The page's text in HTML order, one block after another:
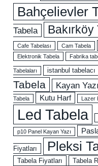
Bahçelievler
Tabela
Bakırköy
Cafe Tabelası Cam Tabela
Elektronik Tabela Fabrika
Tabelaları istanbul tabelacı
Tabela
Kayan Yazı
Tabela
Kutu Harf Lazer
Led Tabela
p10 Panel Kayan Yazı
Fiyatları Pleksi
Tabela Fiyatları Tabela